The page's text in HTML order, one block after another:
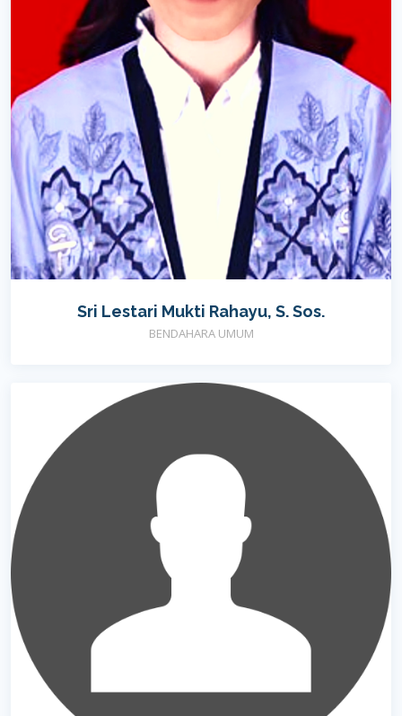
Sri Lestari Mukti Rahayu, S. Sos.
BENDAHARA UMUM